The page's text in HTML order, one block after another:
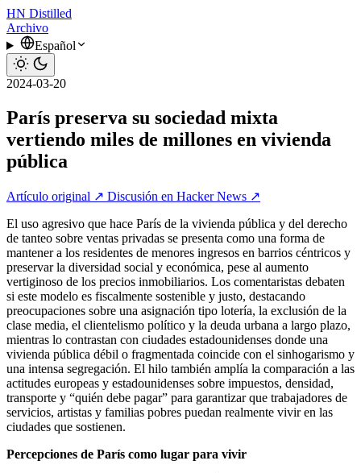
HN Distilled
Archivo
Español
2024-03-20
París preserva su sociedad mixta
vertiendo miles de millones en vivienda
pública
Artículo original ↗ Discusión en Hacker News ↗
El uso agresivo que hace París de la vivienda pública y del derecho
de tanteo sobre ventas privadas se presenta como una forma de
mantener a los residentes de menores ingresos en barrios céntricos y
preservar la diversidad social y económica, pese al aumento
vertiginoso de los precios inmobiliarios. Los comentaristas debaten
si este modelo es fiscalmente sostenible y justo, destacando
preocupaciones sobre una asignación tipo lotería, la exclusión de la
clase media, el clientelismo político y la deuda urbana a largo plazo,
mientras lo contrastan con ciudades estadounidenses donde una
vivienda pública débil o fragmentada coincide con el sinhogarismo y
una intensa segregación. El hilo también amplía la comparación a las
actitudes europeas y estadounidenses sobre impuestos, densidad,
transporte y “quién debe pagar” para garantizar que trabajadores de
servicios, artistas y familias pobres puedan realmente vivir en las
ciudades que sostienen.
Percepciones de París como lugar para vivir